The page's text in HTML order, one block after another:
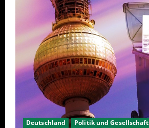
Deutschland Politik und Gesellschaft